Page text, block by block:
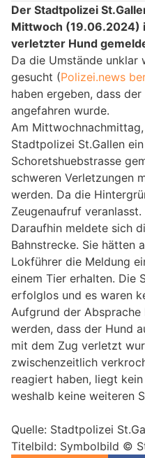
Der Stadtpolizei
Mittwoch (19.06.2024)
verletzter Hund
Da die Umstände unklar
gesucht (Polizei.news
haben ergeben, dass
angefahren wurde.
Am
Stadtpolizei St.Gallen
Schoretshuebstrasse
schweren Verletzungen
werden. Da die
Zeugenaufruf veranlasst.
Daraufhin meldete sich
Bahnstrecke. Sie hätten
Lokführer die Meldung
einem Tier erhalten. Die
erfolglos und es waren
Aufgrund der
werden, dass der Hund
mit dem Zug verletzt
zwischenzeitlich
reagiert haben, liegt
weshalb keine weiteren
Quelle: Stadtpolizei
Titelbild: Symbolbild ©